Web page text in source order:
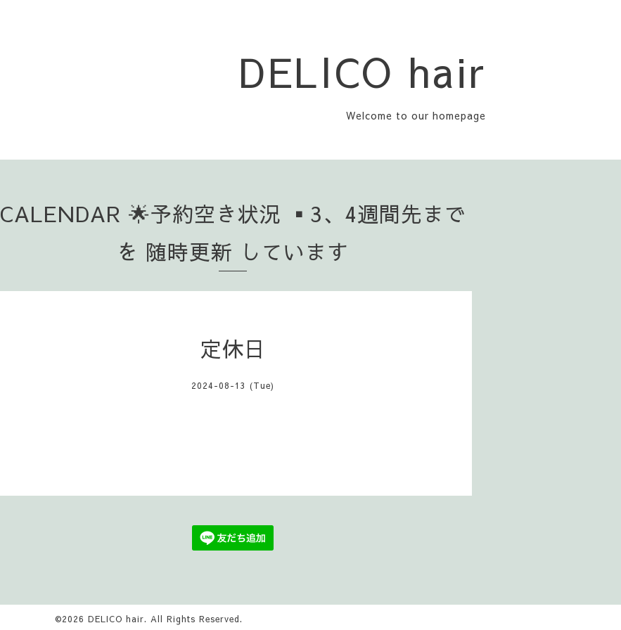
DELICO hair
Welcome to our homepage
CALENDAR 🌟予約空き状況 ▪️3、4週間先まで
を 随時更新 しています
定休日
2024-08-13 (Tue)
©2026 DELICO hair. All Rights Reserved.